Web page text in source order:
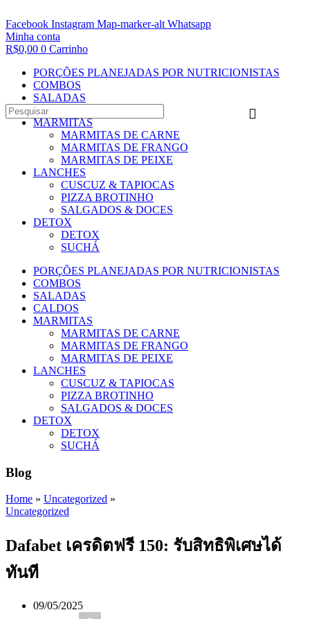
Facebook Instagram Map-marker-alt Whatsapp
Minha conta
R$0,00 0 Carrinho
PORÇÕES PLANEJADAS POR NUTRICIONISTAS​
COMBOS
SALADAS
CALDOS
MARMITAS
MARMITAS DE CARNE
MARMITAS DE FRANGO
MARMITAS DE PEIXE
LANCHES
CUSCUZ & TAPIOCAS
PIZZA BROTINHO
SALGADOS & DOCES
DETOX
DETOX
SUCHÁ
PORÇÕES PLANEJADAS POR NUTRICIONISTAS​
COMBOS
SALADAS
CALDOS
MARMITAS
MARMITAS DE CARNE
MARMITAS DE FRANGO
MARMITAS DE PEIXE
LANCHES
CUSCUZ & TAPIOCAS
PIZZA BROTINHO
SALGADOS & DOCES
DETOX
DETOX
SUCHÁ
Blog
Home » Uncategorized »
Uncategorized
Dafabet เครดิตฟรี 150: รับสิทธิพิเศษได้
ทันที
09/05/2025